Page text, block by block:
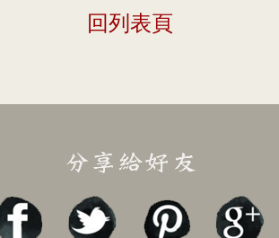
回列表頁